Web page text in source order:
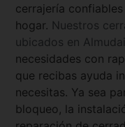
cerrajería
hogar. Nuestros
ubicados en
necesidades con
que recibas ayuda
necesitas. Ya sea
bloqueo, la